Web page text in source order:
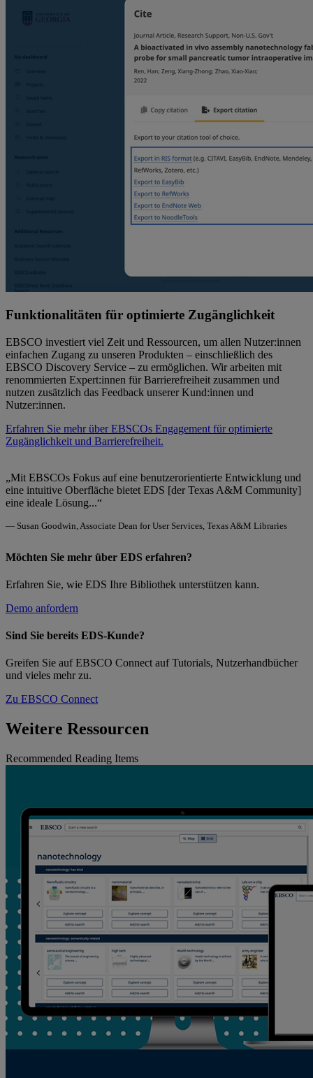
Funktionalitäten für optimierte Zugänglichkeit
EBSCO investiert viel Zeit und Ressourcen, um allen Nutzer:innen
einfachen Zugang zu unseren Produkten – einschließlich des
EBSCO Discovery Service – zu ermöglichen. Wir arbeiten mit
renommierten Expert:innen für Barrierefreiheit zusammen und
nutzen zusätzlich das Feedback unserer Kund:innen und
Nutzer:innen.
Erfahren Sie mehr über EBSCOs Engagement für optimierte
Zugänglichkeit und Barrierefreiheit.
„Mit EBSCOs Fokus auf eine benutzerorientierte Entwicklung und
eine intuitive Oberfläche bietet EDS [der Texas A&M Community]
eine ideale Lösung...“
— Susan Goodwin, Associate Dean for User Services, Texas A&M Libraries
Möchten Sie mehr über EDS erfahren?
Erfahren Sie, wie EDS Ihre Bibliothek unterstützen kann.
Demo anfordern
Sind Sie bereits EDS-Kunde?
Greifen Sie auf EBSCO Connect auf Tutorials, Nutzerhandbücher
und vieles mehr zu.
Zu EBSCO Connect
Weitere Ressourcen
Recommended Reading Items